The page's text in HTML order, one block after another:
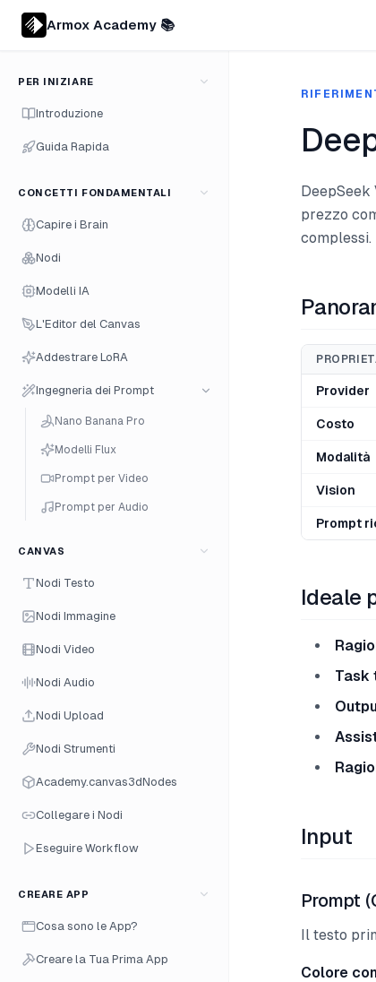
Armox Academy 📚
PER INIZIARE
Introduzione
Guida Rapida
CONCETTI FONDAMENTALI
Capire i Brain
Nodi
Modelli IA
L'Editor del Canvas
Addestrare LoRA
Ingegneria dei Prompt
Nano Banana Pro
Modelli Flux
Prompt per Video
Prompt per Audio
CANVAS
Nodi Testo
Nodi Immagine
Nodi Video
Nodi Audio
Nodi Upload
Nodi Strumenti
Academy.canvas3dNodes
Collegare i Nodi
Eseguire Workflow
CREARE APP
Cosa sono le App?
Creare la Tua Prima App
DeepSeek
prezzo
complessi.
Provider
Costo
Modalità
Vision
Prompt
Ideale
Task
Input
Prompt
Il testo
Colore